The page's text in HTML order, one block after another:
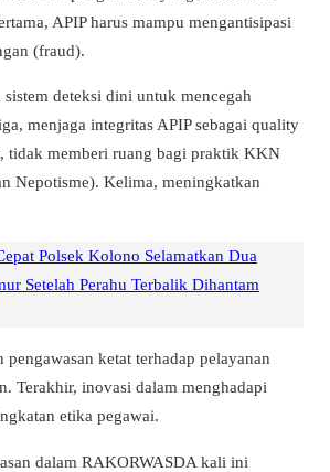
APIP harus mampu mengantisipasi
(fraud).
deteksi dini untuk mencegah
menjaga integritas APIP sebagai quality
tidak memberi ruang bagi praktik KKN
Nepotisme). Kelima, meningkatkan
Polsek Kolono Selamatkan Dua
Setelah Perahu Terbalik Dihantam
ketat terhadap pelayanan
Terakhir, inovasi dalam menghadapi
etika pegawai.
dalam RAKORWASDA kali ini